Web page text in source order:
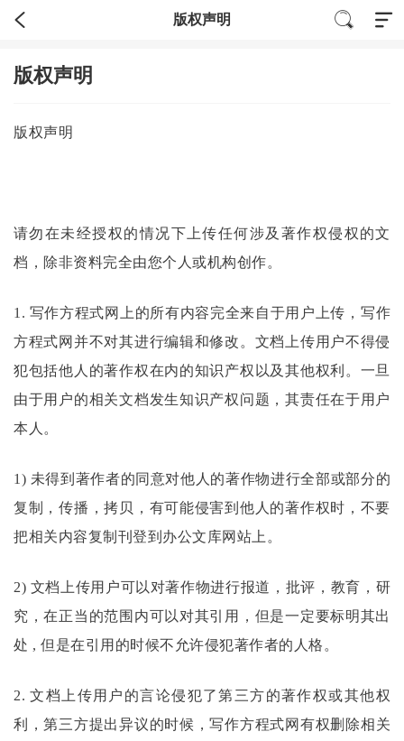
版权声明
版权声明
版权声明
请勿在未经授权的情况下上传任何涉及著作权侵权的文
档，除非资料完全由您个人或机构创作。
1. 写作方程式网上的所有内容完全来自于用户上传， 写作
方程式网并不对其进行编辑和修改。文档上传用户不得侵
犯包括他人的著作权在内的知识产权以及其他权利。一旦
由于用户的相关文档发生知识产权问题，其责任在于用户
本人。
1) 未得到著作者的同意对他人的著作物进行全部或部分的
复制，传播，拷贝，有可能侵害到他人的著作权时，不要
把相关内容复制刊登到办公文库网站上。
2) 文档上传用户可以对著作物进行报道，批评，教育，研
究，在正当的范围内可以对其引用，但是一定要标明其出
处 , 但是在引用的时候不允许侵犯著作者的人格。
2. 文档上传用户的言论侵犯了第三方的著作权或其他权
利，第三方提出异议的时候，写作方程式网有权删除相关